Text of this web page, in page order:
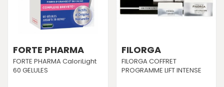
FORTE PHARMA
FORTE PHARMA CaloriLight
60 GELULES
FILORGA
FILORGA COFFRET
PROGRAMME LIFT INTENSE